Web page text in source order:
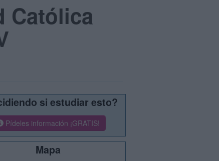
Católica
si estudiar esto?
Pídeles información ¡GRATIS!
Mapa